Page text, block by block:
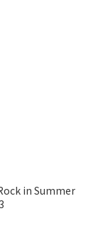
in Summer